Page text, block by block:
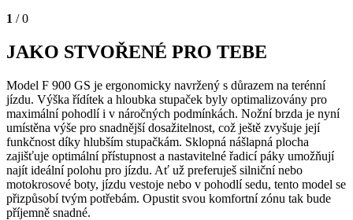
1 / 0
JAKO STVOŘENÉ PRO TEBE
Model F 900 GS je ergonomicky navržený s důrazem na terénní
jízdu. Výška řídítek a hloubka stupaček byly optimalizovány pro
maximální pohodlí i v náročných podmínkách. Nožní brzda je nyní
umístěna výše pro snadnější dosažitelnost, což ještě zvyšuje její
funkčnost díky hlubším stupačkám. Sklopná nášlapná plocha
zajišťuje optimální přístupnost a nastavitelné řadicí páky umožňují
najít ideální polohu pro jízdu. Ať už preferuješ silniční nebo
motokrosové boty, jízdu vestoje nebo v pohodlí sedu, tento model se
přizpůsobí tvým potřebám. Opustit svou komfortní zónu tak bude
příjemně snadné.